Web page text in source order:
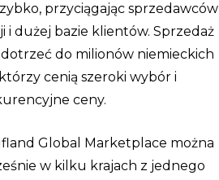
przyciągając sprzedawców
i dużej bazie klientów. Sprzedaż
do milionów niemieckich
cenią szeroki wybór i
ceny.
Global Marketplace można
w kilku krajach z jednego